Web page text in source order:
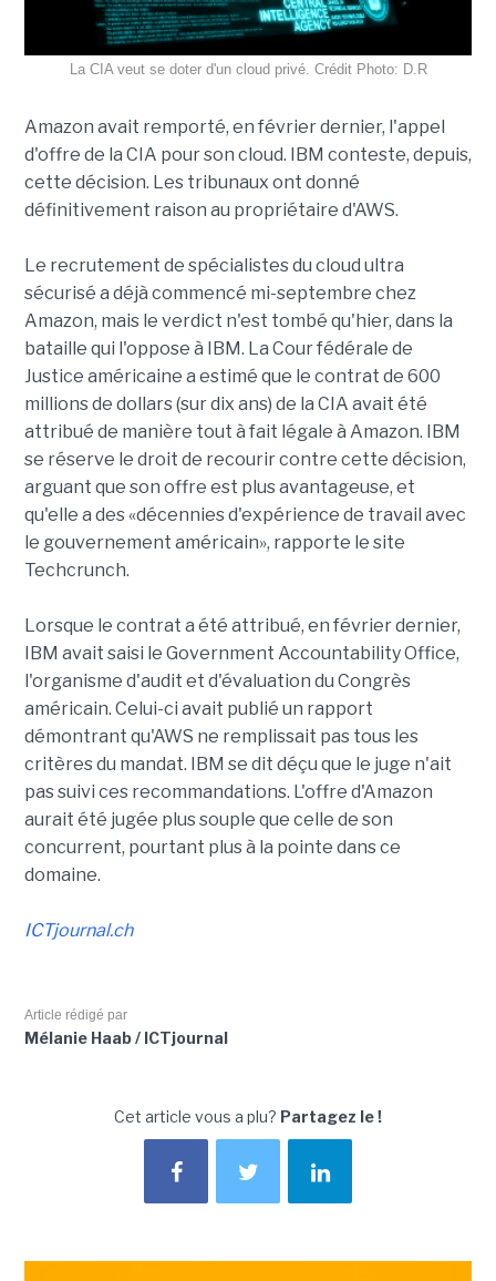
La CIA veut se doter d'un cloud privé. Crédit Photo: D.R
Amazon avait remporté, en février dernier, l'appel
d'offre de la CIA pour son cloud. IBM conteste, depuis,
cette décision. Les tribunaux ont donné
définitivement raison au propriétaire d'AWS.
Le recrutement de spécialistes du cloud ultra
sécurisé a déjà commencé mi-septembre chez
Amazon, mais le verdict n'est tombé qu'hier, dans la
bataille qui l'oppose à IBM. La Cour fédérale de
Justice américaine a estimé que le contrat de 600
millions de dollars (sur dix ans) de la CIA avait été
attribué de manière tout à fait légale à Amazon. IBM
se réserve le droit de recourir contre cette décision,
arguant que son offre est plus avantageuse, et
qu'elle a des «décennies d'expérience de travail avec
le gouvernement américain», rapporte le site
Techcrunch.
Lorsque le contrat a été attribué, en février dernier,
IBM avait saisi le Government Accountability Office,
l'organisme d'audit et d'évaluation du Congrès
américain. Celui-ci avait publié un rapport
démontrant qu'AWS ne remplissait pas tous les
critères du mandat. IBM se dit déçu que le juge n'ait
pas suivi ces recommandations. L'offre d'Amazon
aurait été jugée plus souple que celle de son
concurrent, pourtant plus à la pointe dans ce
domaine.
ICTjournal.ch
Article rédigé par
Mélanie Haab / ICTjournal
Cet article vous a plu? Partagez le !